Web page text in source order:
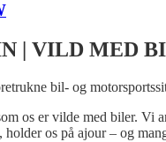
| VILD MED
bil- og
os er vilde med biler. Vi
os på ajour – og